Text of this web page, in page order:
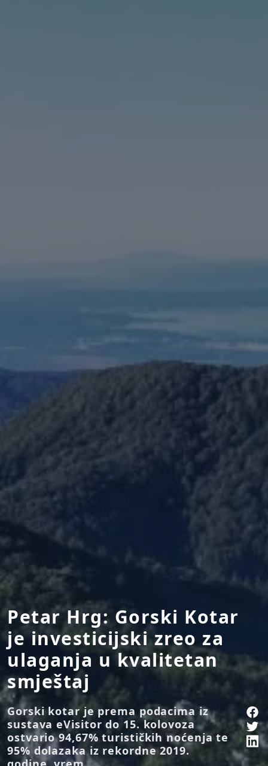
Petar Hrg: Gorski Kotar
je investicijski zreo za
ulaganja u kvalitetan
smještaj
Gorski kotar je prema podacima iz
sustava eVisitor do 15. kolovoza
ostvario 94,67% turističkih noćenja te
95% dolazaka iz rekordne 2019.